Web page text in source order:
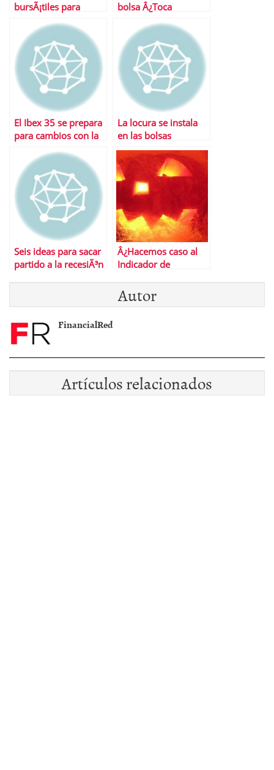
bursÃ¡tiles para
bolsa Â¿Toca
autocartera?
El Ibex 35 se prepara
para cambios con la
inquilinos a la bolsa
La locura se instala
en las bolsas
Seis ideas para sacar
partido a la recesiÃ³n
Â¿Hacemos caso al
Indicador de
compramos?
Autor
FinancialRed
Artículos relacionados